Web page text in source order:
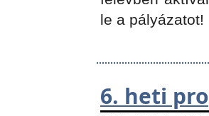
le a pályázatot!
6. heti